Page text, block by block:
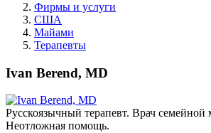
Фирмы и услуги
США
Майами
Терапевты
Ivan Berend, MD
Русскоязычный терапевт. Врач
Неотложная помощь.